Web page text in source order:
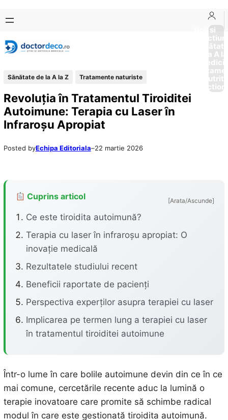
conținut
content
Boli si
Afectiuni
Sănătate
de la A
Sănătate de la A la Z Tratamente naturiste
Revoluția în Tratamentul Tiroiditei
Autoimune: Terapia cu Laser în
Infraroșu Apropiat
Posted byEchipa Editoriala–22 martie 2026
Cuprins articol [Arata/Ascunde]
Ce este tiroidita autoimună?
Terapia cu laser în infraroșu apropiat: O
inovație medicală
Rezultatele studiului recent
Beneficii raportate de pacienți
Perspectiva experților asupra terapiei cu laser
Implicarea pe termen lung a terapiei cu laser
în tratamentul tiroiditei autoimune
Într-o lume în care bolile autoimune devin din ce în ce
mai comune, cercetările recente aduc la lumină o
terapie inovatoare care promite să schimbe radical
modul în care este gestionată tiroidita autoimună.